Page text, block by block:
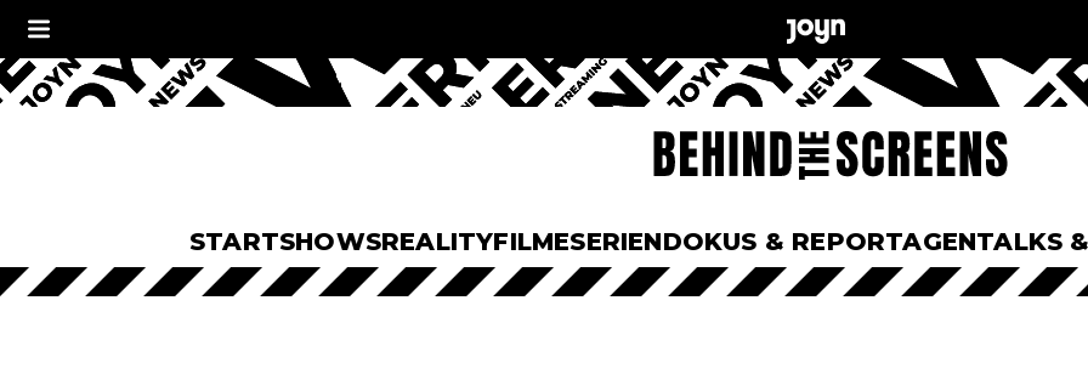
STARTSHOWSREALITYFILMESERIENDOKUS & REPORTAGENTALKS